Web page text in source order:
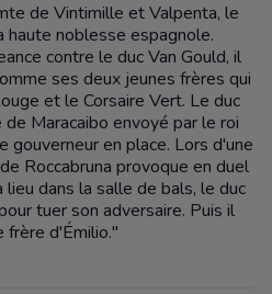
de Vintimille et Valpenta, le
haute noblesse espagnole.
contre le duc Van Gould, il
ses deux jeunes frères qui
et le Corsaire Vert. Le duc
Maracaibo envoyé par le roi
gouverneur en place. Lors d'une
Roccabruna provoque en duel
lieu dans la salle de bals, le duc
tuer son adversaire. Puis il
frère d'Émilio."